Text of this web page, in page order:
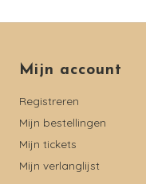
Mijn account
Registreren
Mijn bestellingen
Mijn tickets
Mijn verlanglijst